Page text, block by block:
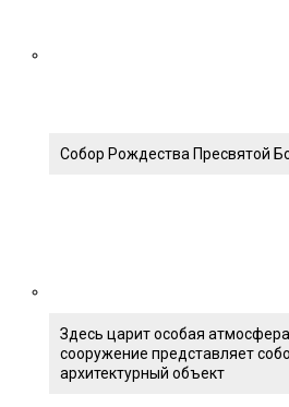
Собор Рождества Пресвятой
Здесь царит особая
сооружение представляет
архитектурный объект